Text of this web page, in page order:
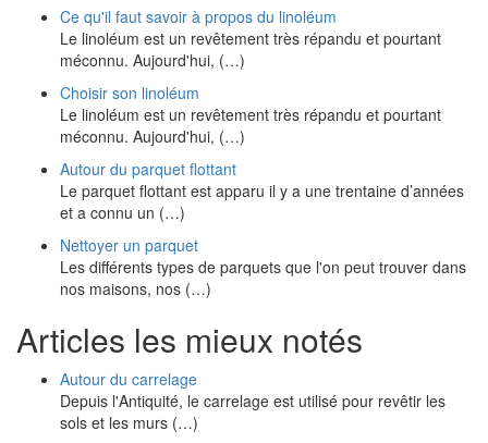
Ce qu'il faut savoir à propos du linoléum
Le linoléum est un revêtement très répandu et pourtant
méconnu. Aujourd'hui, (…)
Choisir son linoléum
Le linoléum est un revêtement très répandu et pourtant
méconnu. Aujourd'hui, (…)
Autour du parquet flottant
Le parquet flottant est apparu il y a une trentaine d’années
et a connu un (…)
Nettoyer un parquet
Les différents types de parquets que l'on peut trouver dans
nos maisons, nos (…)
Articles les mieux notés
Autour du carrelage
Depuis l'Antiquité, le carrelage est utilisé pour revêtir les
sols et les murs (…)